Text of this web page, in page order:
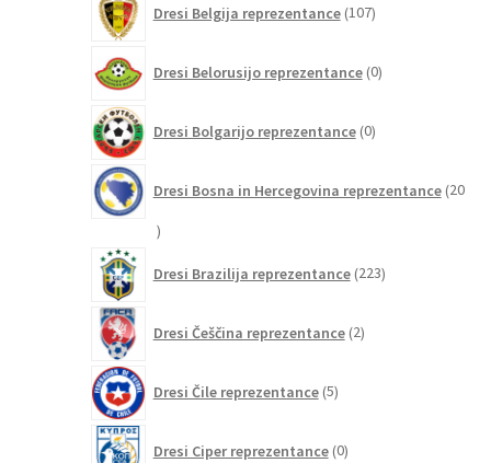
Dresi Belgija reprezentance 107izdelkov
Dresi Belorusijo reprezentance 0izdelkov
Dresi Bolgarijo reprezentance 0izdelkov
Dresi Bosna in Hercegovina reprezentance 20
20
Dresi Brazilija reprezentance 223izdelkov
Dresi Češčina reprezentance 2izdelka
Dresi Čile reprezentance 5izdelkov
Dresi Ciper reprezentance 0